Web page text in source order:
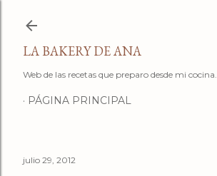
LA BAKERY DE ANA
Web de las recetas que preparo desde mi cocina.
PÁGINA PRINCIPAL
julio 29, 2012